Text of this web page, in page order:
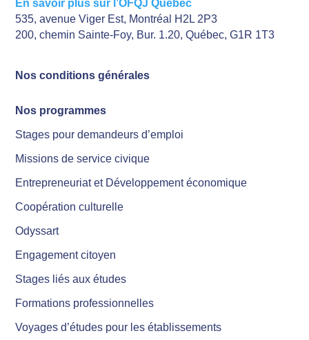
En savoir plus sur l’OFQJ Québec
535, avenue Viger Est, Montréal H2L 2P3
200, chemin Sainte-Foy, Bur. 1.20, Québec, G1R 1T3
Nos conditions générales
Nos programmes
Stages pour demandeurs d’emploi
Missions de service civique
Entrepreneuriat et Développement économique
Coopération culturelle
Odyssart
Engagement citoyen
Stages liés aux études
Formations professionnelles
Voyages d’études pour les établissements